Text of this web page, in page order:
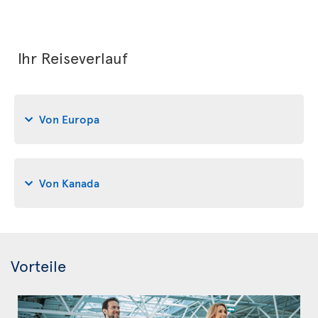
Ihr Reiseverlauf
Von Europa
Von Kanada
Vorteile